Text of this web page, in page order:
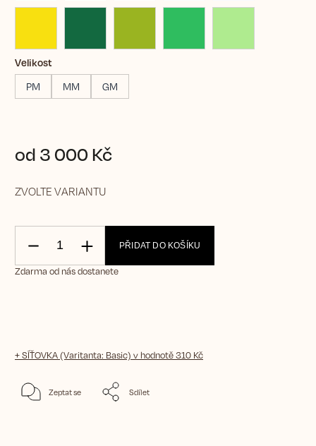
Velikost
PM
MM GM
od 3 000 Kč
ZVOLTE VARIANTU
PŘIDAT DO KOŠÍKU
Zdarma od nás dostanete
+ SÍŤOVKA (Varitanta: Basic) v hodnotě 310 Kč
Zeptat se Sdílet